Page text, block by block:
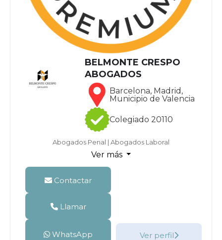
BELMONTE CRESPO
ABOGADOS
Barcelona, Madrid,
Municipio de Valencia
Colegiado 20110
Abogados Penal | Abogados Laboral
Ver más
Contactar
Llamar
WhatsApp Ver perfil